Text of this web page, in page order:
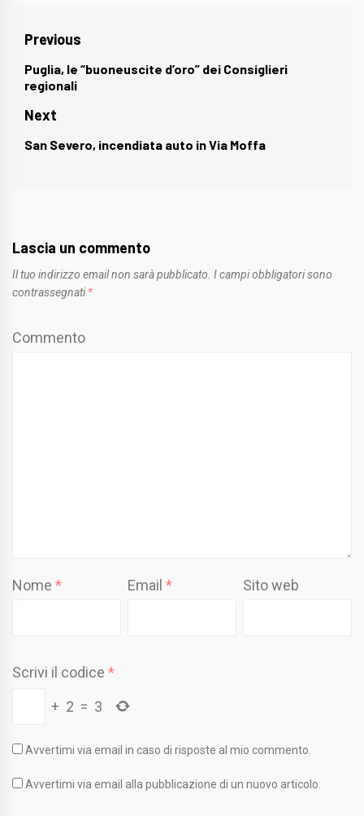
Navigazione
articoli
Previous
Previous
post:
Puglia, le “buoneuscite d’oro” dei Consiglieri
regionali
Next
Next
San Severo, incendiata auto in Via Moffa
Lascia un commento
Il tuo indirizzo email non sarà pubblicato. I campi obbligatori sono
contrassegnati *
Commento
Nome * Email* Sito web
Scrivi il codice *
+ 2 = 3
Avvertimi via email in caso di risposte al mio commento.
Avvertimi via email alla pubblicazione di un nuovo articolo.